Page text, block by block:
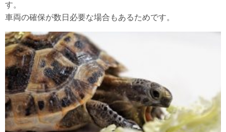
す。
車両の確保が数日必要な場合もあるためです。